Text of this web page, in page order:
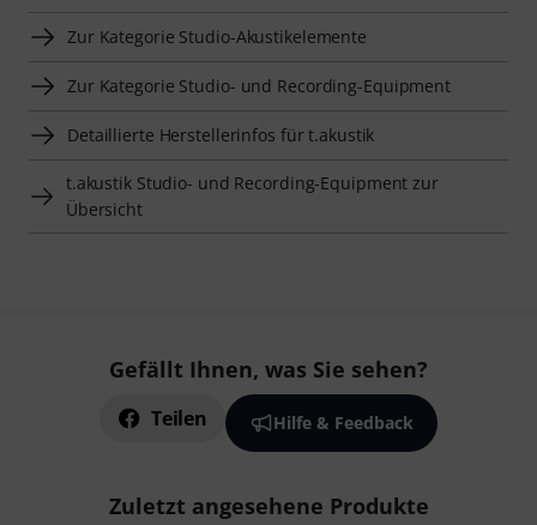
Zur Kategorie Studio-Akustikelemente
Zur Kategorie Studio- und Recording-Equipment
Detaillierte Herstellerinfos für t.akustik
t.akustik Studio- und Recording-Equipment zur
Übersicht
Gefällt Ihnen, was Sie sehen?
Teilen Hilfe & Feedback
Zuletzt angesehene Produkte